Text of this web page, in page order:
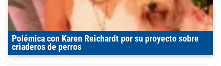
Polémica con Karen Reichardt por su proyecto sobre
criaderos de perros